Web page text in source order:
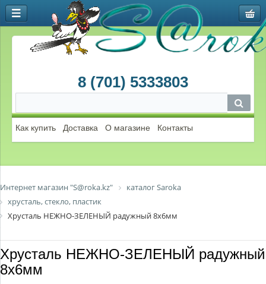
8 (701) 5333803
Как купить Доставка О магазине Контакты
Интернет магазин "S@roka.kz"
каталог Saroka
хрусталь, стекло, пластик
Хрусталь НЕЖНО-ЗЕЛЕНЫЙ радужный 8х6мм
Хрусталь НЕЖНО-ЗЕЛЕНЫЙ радужный
8х6мм